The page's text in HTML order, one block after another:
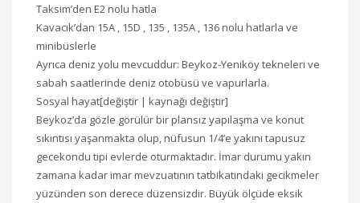
Taksim’den E2 nolu hatla
Kavacık’dan 15A , 15D , 135 , 135A , 136 nolu hatlarla ve
minibüslerle
Ayrıca deniz yolu mevcuddur: Beykoz-Yeniköy tekneleri ve
sabah saatlerinde deniz otobüsü ve vapurlarla.
Sosyal hayat[değiştir | kaynağı değiştir]
Beykoz’da gözle görülür bir plansız yapılaşma ve konut
sıkıntısı yaşanmakta olup, nüfusun 1/4’e yakını tapusuz
gecekondu tipi evlerde oturmaktadır. İmar durumu yakın
zamana kadar imar mevzuatının tatbikatındaki gecikmeler
yüzünden son derece düzensizdir. Büyük ölçüde eksik